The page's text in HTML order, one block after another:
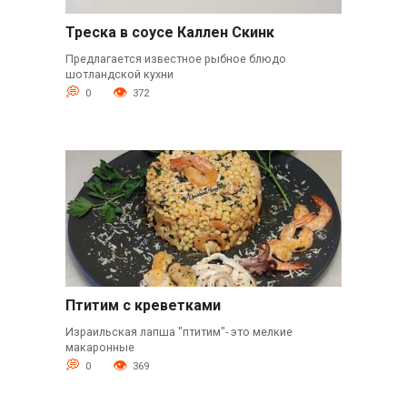
Треска в соусе Каллен Скинк
Предлагается известное рыбное блюдо
шотландской кухни
0 372
Птитим с креветками
Израильская лапша "птитим"- это мелкие
макаронные
0 369